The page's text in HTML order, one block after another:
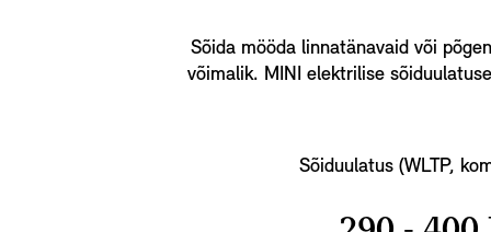
Sõida mööda linnatänavaid või
võimalik. MINI elektrilise
Sõiduulatus (WLTP,